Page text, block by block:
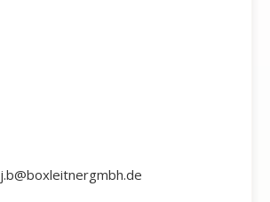
j.b@boxleitnergmbh.de